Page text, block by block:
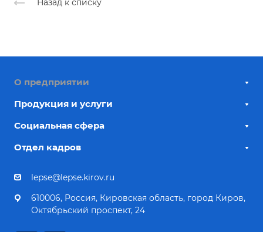
Назад к списку
О предприятии
Продукция и услуги
Социальная сфера
Отдел кадров
lepse@lepse.kirov.ru
610006, Россия, Кировская область, город Киров,
Октябрьский проспект, 24